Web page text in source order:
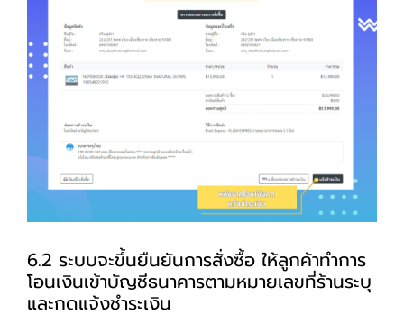
6.2 ระบบจะขึ้นยืนยันการสั่งซื้อ ให้ลูกค้าทำการ
โอนเงินเข้าบัญชีธนาคารตามหมายเลขที่ร้านระบุ
และกดแจ้งชำระเงิน